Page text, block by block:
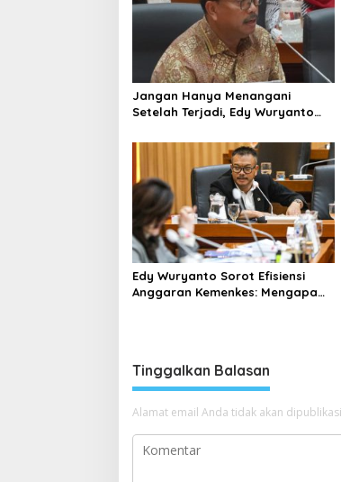
Jangan Hanya Menangani
Setelah Terjadi, Edy Wuryanto
Dini
Edy Wuryanto Sorot Efisiensi
Anggaran Kemenkes: Mengapa
Tinggalkan Balasan
Alamat email Anda tidak akan